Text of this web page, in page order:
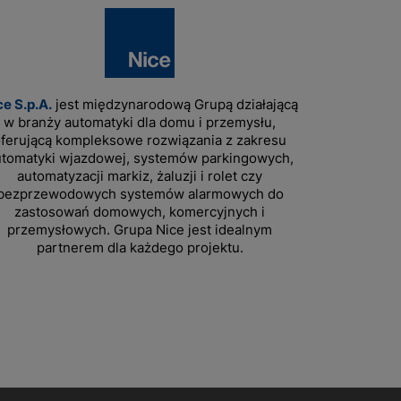
S.p.A.jest międzynarodową Grupą działającą
w branży automatyki dla domu i przemysłu,
kompleksowe rozwiązania z zakresu
wjazdowej, systemów parkingowych,
automatyzacji markiz, żaluzji i rolet czy
systemów alarmowych do
zastosowań domowych, komercyjnych i
przemysłowych. Grupa Nice jest idealnym
partnerem dla każdego projektu.